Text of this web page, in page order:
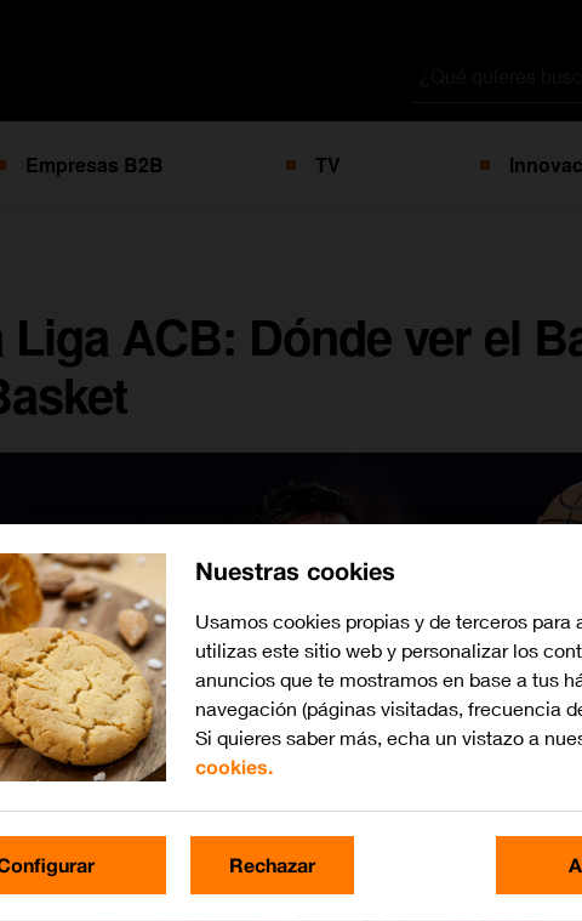
Empresas B2B TV
Liga ACB: Dónde ver el
Nuestras cookies
Usamos cookies propias y de terceros para
utilizas este sitio web y personalizar los
anuncios que te mostramos en base a tus
navegación (páginas visitadas, frecuencia
Si quieres saber más, echa un vistazo a
cookies.
Rechazar